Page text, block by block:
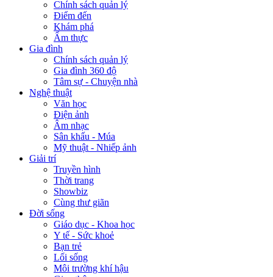
Chính sách quản lý
Điểm đến
Khám phá
Ẩm thực
Gia đình
Chính sách quản lý
Gia đình 360 độ
Tâm sự - Chuyện nhà
Nghệ thuật
Văn học
Điện ảnh
Âm nhạc
Sân khấu - Múa
Mỹ thuật - Nhiếp ảnh
Giải trí
Truyền hình
Thời trang
Showbiz
Cùng thư giãn
Đời sống
Giáo dục - Khoa học
Y tế - Sức khoẻ
Bạn trẻ
Lối sống
Môi trường khí hậu